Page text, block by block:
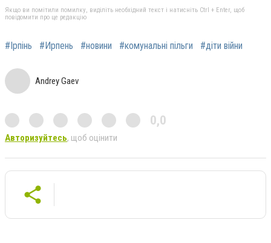
Якщо ви помітили помилку, виділіть необхідний текст і натисніть Ctrl + Enter, щоб
повідомити про це редакцію
#Ірпінь #Ирпень #новини #комунальні пільги #діти війни
Andrey Gaev
0,0
Авторизуйтесь, щоб оцінити